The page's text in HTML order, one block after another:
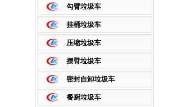
勾臂垃圾车
挂桶垃圾车
压缩垃圾车
摆臂垃圾车
密封自卸垃圾车
餐厨垃圾车